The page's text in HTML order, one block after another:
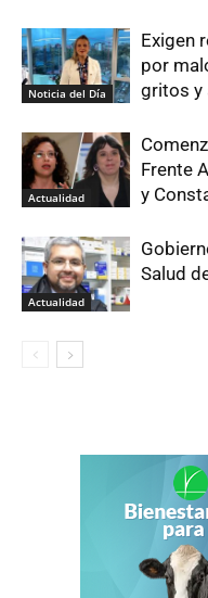
Noticia del Día
Exigen
por
gritos y
Actualidad
Frente
y
Actualidad
Salud